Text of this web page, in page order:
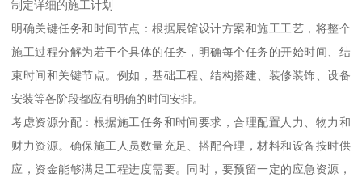
制定详细的施工计划
明确关键任务和时间节点：根据展馆设计方案和施工工艺，将整个
施工过程分解为若干个具体的任务，明确每个任务的开始时间、结
束时间和关键节点。例如，基础工程、结构搭建、装修装饰、设备
安装等各阶段都应有明确的时间安排。
考虑资源分配：根据施工任务和时间要求，合理配置人力、物力和
财力资源。确保施工人员数量充足、搭配合理，材料和设备按时供
应，资金能够满足工程进度需要。同时，要预留一定的应急资源，